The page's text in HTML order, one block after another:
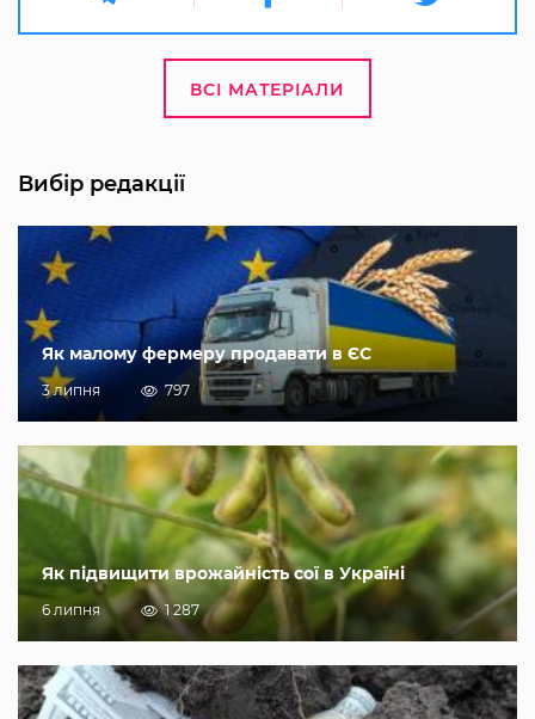
ВСІ МАТЕРІАЛИ
Вибір редакції
Як малому фермеру продавати в ЄС
3 липня 797
Як підвищити врожайність сої в Україні
6 липня 1 287